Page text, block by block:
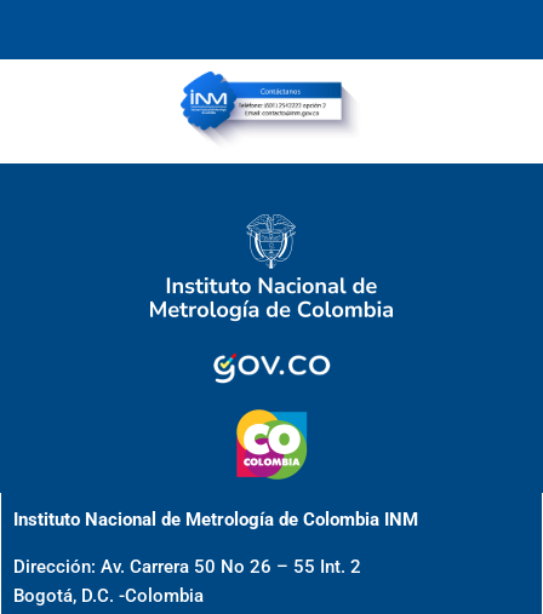
Instituto Nacional de Metrología de Colombia INM
Dirección: Av. Carrera 50 No 26 – 55 Int. 2
Bogotá, D.C. -Colombia